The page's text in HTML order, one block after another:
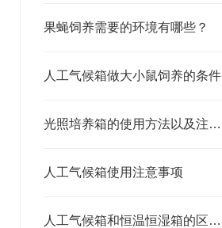
果蝇饲养需要的环境有哪些？
人工气候箱做大小鼠饲养的条件
光照培养箱的使用方法以及注意事项
人工气候箱使用注意事项
人工气候箱和恒温恒湿箱的区别是什么